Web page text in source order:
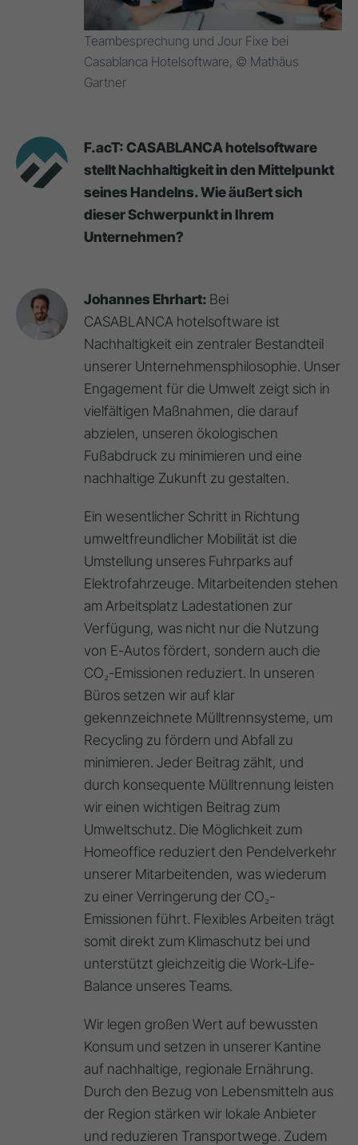
Teambesprechung und Jour Fixe bei
Casablanca Hotelsoftware, © Mathäus
Gartner
F.acT: CASABLANCA hotelsoftware
stellt Nachhaltigkeit in den Mittelpunkt
seines Handelns. Wie äußert sich
dieser Schwerpunkt in Ihrem
Unternehmen?
Johannes Ehrhart: Bei
CASABLANCA hotelsoftware ist
Nachhaltigkeit ein zentraler Bestandteil
unserer Unternehmensphilosophie. Unser
Engagement für die Umwelt zeigt sich in
vielfältigen Maßnahmen, die darauf
abzielen, unseren ökologischen
Fußabdruck zu minimieren und eine
nachhaltige Zukunft zu gestalten.
Ein wesentlicher Schritt in Richtung
umweltfreundlicher Mobilität ist die
Umstellung unseres Fuhrparks auf
Elektrofahrzeuge. Mitarbeitenden stehen
am Arbeitsplatz Ladestationen zur
Verfügung, was nicht nur die Nutzung
von E-Autos fördert, sondern auch die
CO₂-Emissionen reduziert. In unseren
Büros setzen wir auf klar
gekennzeichnete Mülltrennsysteme, um
Recycling zu fördern und Abfall zu
minimieren. Jeder Beitrag zählt, und
durch konsequente Mülltrennung leisten
wir einen wichtigen Beitrag zum
Umweltschutz. Die Möglichkeit zum
Homeoffice reduziert den Pendelverkehr
unserer Mitarbeitenden, was wiederum
zu einer Verringerung der CO₂-
Emissionen führt. Flexibles Arbeiten trägt
somit direkt zum Klimaschutz bei und
unterstützt gleichzeitig die Work-Life-
Balance unseres Teams.
Wir legen großen Wert auf bewussten
Konsum und setzen in unserer Kantine
auf nachhaltige, regionale Ernährung.
Durch den Bezug von Lebensmitteln aus
der Region stärken wir lokale Anbieter
und reduzieren Transportwege. Zudem